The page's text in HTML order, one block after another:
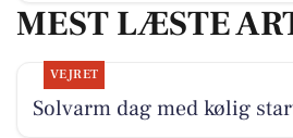
MEST LÆSTE
VEJRET
Solvarm dag med kølig